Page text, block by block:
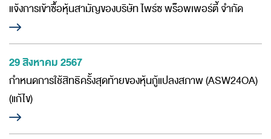
แจ้งการเข้าซื้อหุ้นสามัญของบริษัท ไพร์ซ พร็อพเพอร์ตี้ จำกัด
29 สิงหาคม 2567
กำหนดการใช้สิทธิครั้งสุดท้ายของหุ้นกู้แปลงสภาพ (ASW24OA)
(แก้ไข)